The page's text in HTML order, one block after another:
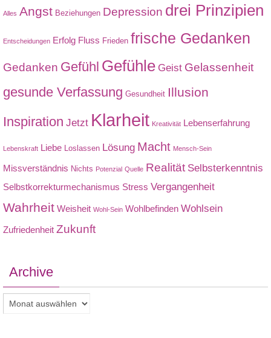
Alles Angst Beziehungen Depression drei Prinzipien
Entscheidungen Erfolg Fluss Frieden frische Gedanken
Gedanken Gefühl Gefühle Geist Gelassenheit
gesunde Verfassung Gesundheit Illusion
Inspiration Jetzt Klarheit Kreativität Lebenserfahrung
Lebenskraft Liebe Loslassen Lösung Macht Mensch-Sein
Missverständnis Nichts Potenzial Quelle Realität Selbsterkenntnis
Selbstkorrekturmechanismus Stress Vergangenheit
Wahrheit Weisheit Wohl-Sein Wohlbefinden Wohlsein
Zufriedenheit Zukunft
Archive
Archive